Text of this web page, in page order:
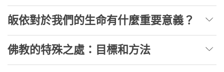
皈依對於我們的生命有什麼重要意義？
佛教的特殊之處：目標和方法